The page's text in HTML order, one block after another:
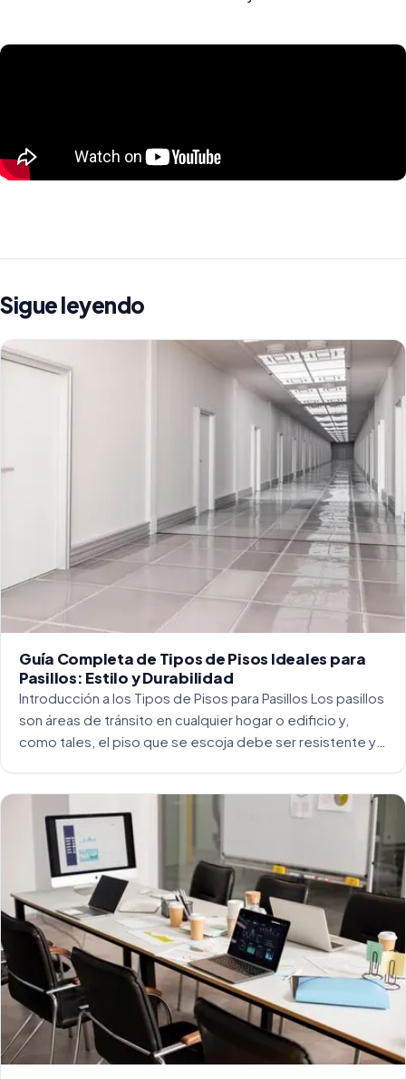
Sigue leyendo
Guía Completa de Tipos de Pisos Ideales para
Pasillos: Estilo y Durabilidad
Introducción a los Tipos de Pisos para Pasillos Los pasillos
son áreas de tránsito en cualquier hogar o edificio y,
como tales, el piso que se escoja debe ser resistente y